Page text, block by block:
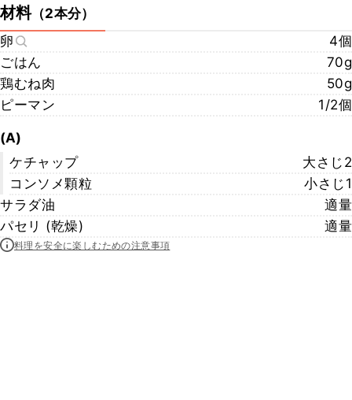
材料（2本分）
卵
4個
ごはん
70g
鶏むね肉
50g
ピーマン
1/2個
(A)
ケチャップ
大さじ2
コンソメ顆粒
小さじ1
サラダ油
適量
パセリ (乾燥)
適量
料理を安全に楽しむための注意事項